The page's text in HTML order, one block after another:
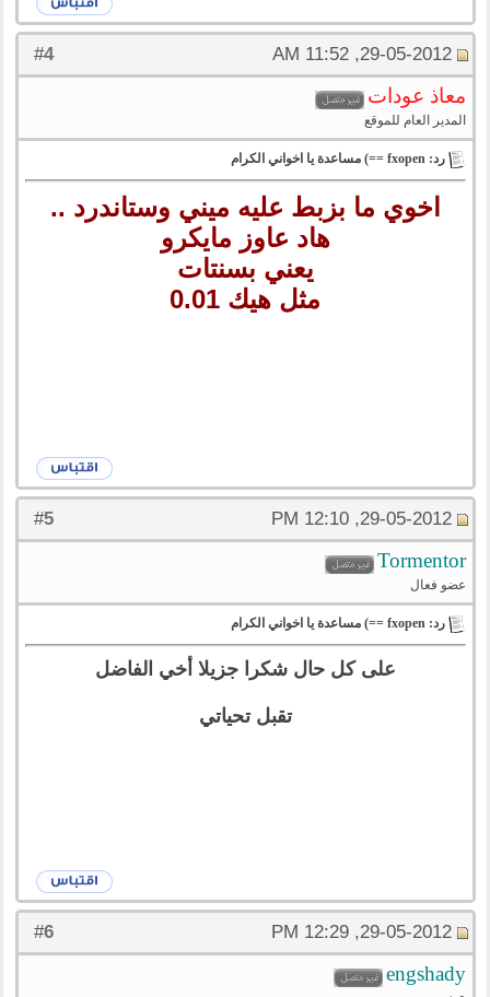
#
4 29-05-2012, 11:52 AM
معاذ عودات
المدير العام للموقع
رد: fxopen ==) مساعدة يا اخواني الكرام
اخوي ما بزبط عليه ميني وستاندرد ..
هاد عاوز مايكرو
يعني بسنتات
مثل هيك 0.01
#
5 29-05-2012, 12:10 PM
Tormentor
عضو فعال
رد: fxopen ==) مساعدة يا اخواني الكرام
على كل حال شكرا جزيلا أخي الفاضل
تقبل تحياتي
#
6 29-05-2012, 12:29 PM
engshady